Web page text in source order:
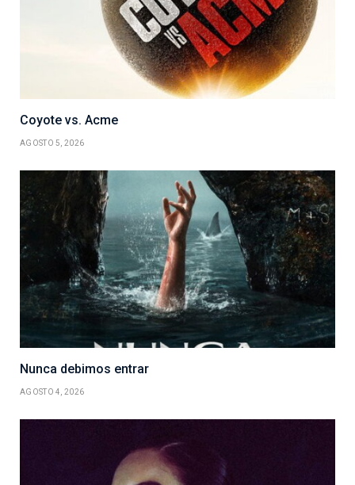
Coyote vs. Acme
AGOSTO 5, 2026
Nunca debimos entrar
AGOSTO 4, 2026